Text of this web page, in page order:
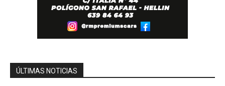
ÚLTIMAS NOTICIAS